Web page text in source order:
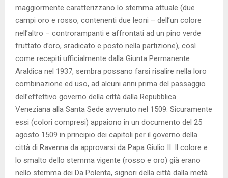
maggiormente caratterizzano lo stemma attuale (due
campi oro e rosso, contenenti due leoni – dell’un colore
nell’altro – controrampanti e affrontati ad un pino verde
fruttato d’oro, sradicato e posto nella partizione), così
come recepiti ufficialmente dalla Giunta Permanente
Araldica nel 1937, sembra possano farsi risalire nella loro
combinazione ed uso, ad alcuni anni prima del passaggio
dell’effettivo governo della città dalla Repubblica
Veneziana alla Santa Sede avvenuto nel 1509. Sicuramente
essi (colori compresi) appaiono in un documento del 25
agosto 1509 in principio dei capitoli per il governo della
città di Ravenna da approvarsi da Papa Giulio II. Il colore e
lo smalto dello stemma vigente (rosso e oro) già erano
nello stemma dei Da Polenta, signori della città dalla metà